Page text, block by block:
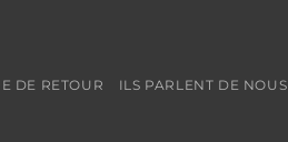
DE RETOUR ILS PARLENT DE NOUS